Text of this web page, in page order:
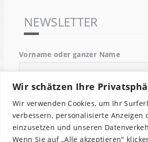
Wir schätzen Ihre
Wir verwenden Cookies, um Ihr
verbessern, personalisierte Anzeigen
einzusetzen und unseren
Wenn Sie auf „Alle akzeptieren"
NEWSLETTER
Vorname oder ganzer Name
Email
Indem Du fortfährst, akzeptierst